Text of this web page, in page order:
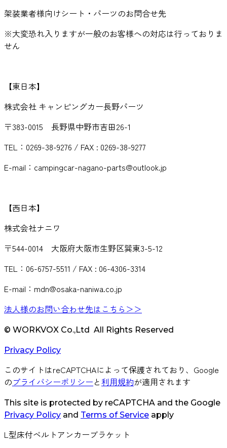
架装業者様向けシート・パーツのお問合せ先
※大変恐れ入りますが一般のお客様への対応は行っておりま
せん
【東日本】
株式会社 キャンピングカー長野パーツ
〒383-0015 長野県中野市吉田26-1
TEL：0269-38-9276 / FAX : 0269-38-9277
E-mail：campingcar-nagano-parts@outlook.jp
【西日本】
株式会社ナニワ
〒544-0014 大阪府大阪市生野区巽東3-5-12
TEL：06-6757-5511 / FAX : 06-4306-3314
E-mail：mdn@osaka-naniwa.co.jp
法人様のお問い合わせ先はこちら＞＞
© WORKVOX Co.,Ltd All Rights Reserved
Privacy Policy
このサイトはreCAPTCHAによって保護されており、Google
のプライバシーポリシーと利用規約が適用されます
This site is protected by reCAPTCHA and the Google
Privacy Policy and Terms of Service apply
L型床付ベルトアンカーブラケット